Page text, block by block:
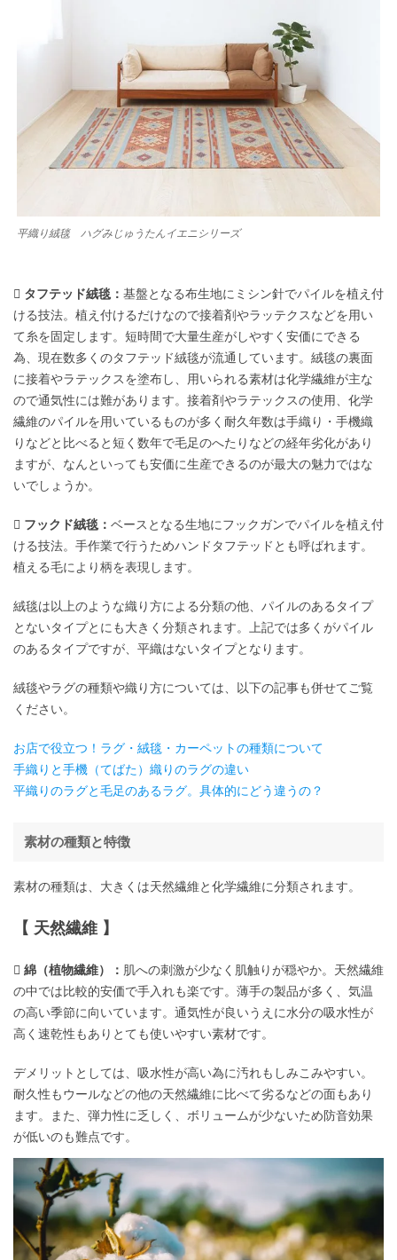
平織り絨毯 ハグみじゅうたんイエニシリーズ
 タフテッド絨毯： 基盤となる布生地にミシン針でパイルを植え付
ける技法。植え付けるだけなので接着剤やラッテクスなどを用い
て糸を固定します。短時間で大量生産がしやすく安価にできる
為、現在数多くのタフテッド絨毯が流通しています。絨毯の裏面
に接着やラテックスを塗布し、用いられる素材は化学繊維が主な
ので通気性には難があります。接着剤やラテックスの使用、化学
繊維のパイルを用いているものが多く耐久年数は手織り・手機織
りなどと比べると短く数年で毛足のへたりなどの経年劣化があり
ますが、なんといっても安価に生産できるのが最大の魅力ではな
いでしょうか。
 フックド絨毯： ベースとなる生地にフックガンでパイルを植え付
ける技法。手作業で行うためハンドタフテッドとも呼ばれます。
植える毛により柄を表現します。
絨毯は以上のような織り方による分類の他、パイルのあるタイプ
とないタイプとにも大きく分類されます。上記では多くがパイル
のあるタイプですが、平織はないタイプとなります。
絨毯やラグの種類や織り方については、以下の記事も併せてご覧
ください。
お店で役立つ！ラグ・絨毯・カーペットの種類について
手織りと手機（てばた）織りのラグの違い
平織りのラグと毛足のあるラグ。具体的にどう違うの？
素材の種類と特徴
素材の種類は、大きくは天然繊維と化学繊維に分類されます。
【 天然繊維 】
 綿（植物繊維）： 肌への刺激が少なく肌触りが穏やか。天然繊維
の中では比較的安価で手入れも楽です。薄手の製品が多く、気温
の高い季節に向いています。通気性が良いうえに水分の吸水性が
高く速乾性もありとても使いやすい素材です。
デメリットとしては、吸水性が高い為に汚れもしみこみやすい。
耐久性もウールなどの他の天然繊維に比べて劣るなどの面もあり
ます。また、弾力性に乏しく、ボリュームが少ないため防音効果
が低いのも難点です。